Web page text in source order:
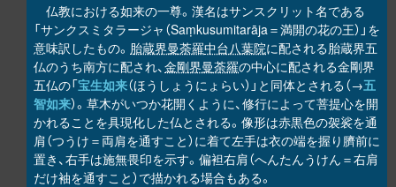
仏教における如来の一尊。漢名はサンスクリット名である
「サンクスミタラージャ（Saṃkusumitarāja＝満開の花の王）」を
意味訳したもの。 胎蔵界曼荼羅中台八葉院に配される胎蔵界五
仏のうち南方に配され、金剛界曼荼羅の中心に配される金剛界
五仏の「宝生如来（ほうしょうにょらい）」と同体とされる（→五
智如来）。草木がいつか花開くように、修行によって菩提心を開
かれることを具現化した仏とされる。像形は赤黒色の袈裟を通
肩（つうけ＝両肩を通すこと）に着て左手は衣の端を握り臍前に
置き、右手は施無畏印を示す。偏袒右肩（へんたんうけん＝右肩
だけ袖を通すこと）で描かれる場合もある。